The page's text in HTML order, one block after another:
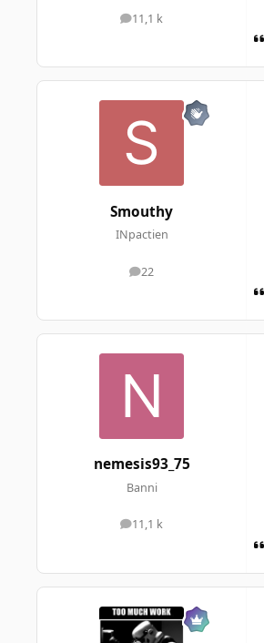
11,1 k
messages
Smouthy
INpactien
22
messages
nemesis93_75
Banni
11,1 k
messages